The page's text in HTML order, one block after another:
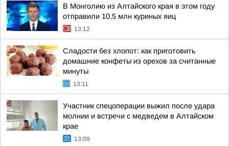
В Монголию из Алтайского края в этом году
отправили 10,5 млн куриных яиц
13:12
Сладости без хлопот: как приготовить
домашние конфеты из орехов за считанные
минуты
13:11
Участник спецоперации выжил после удара
молнии и встречи с медведем в Алтайском
крае
13:09